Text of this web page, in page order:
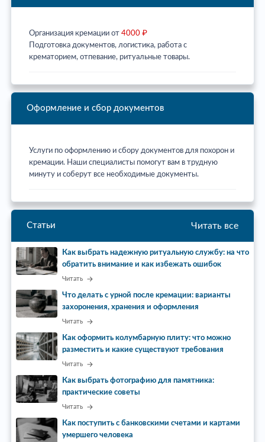
Организация кремации от 4000 ₽
Подготовка документов, логистика, работа с
крематорием, отпевание, ритуальные товары.
Оформление и сбор документов
Услуги по оформлению и сбору документов для похорон и
кремации. Наши специалисты помогут вам в трудную
минуту и соберут все необходимые документы.
Статьи Читать все
Как выбрать надежную ритуальную службу: на что
обратить внимание и как избежать ошибок
Читать
Что делать с урной после кремации: варианты
захоронения, хранения и оформления
Читать
Как оформить колумбарную плиту: что можно
разместить и какие существуют требования
Читать
Как выбрать фотографию для памятника:
практические советы
Читать
Как поступить с банковскими счетами и картами
умершего человека